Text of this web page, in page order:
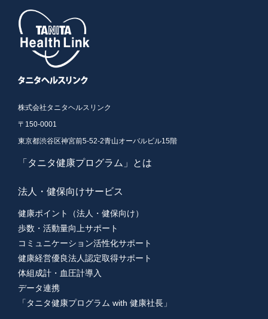
株式会社タニタヘルスリンク
〒150-0001
東京都渋谷区神宮前5-52-2青山オーバルビル15階
「タニタ健康プログラム」とは
法人・健保向けサービス
健康ポイント（法人・健保向け）
歩数・活動量向上サポート
コミュニケーション活性化サポート
健康経営優良法人認定取得サポート
体組成計・血圧計導入
データ連携
「タニタ健康プログラム with 健康社長」